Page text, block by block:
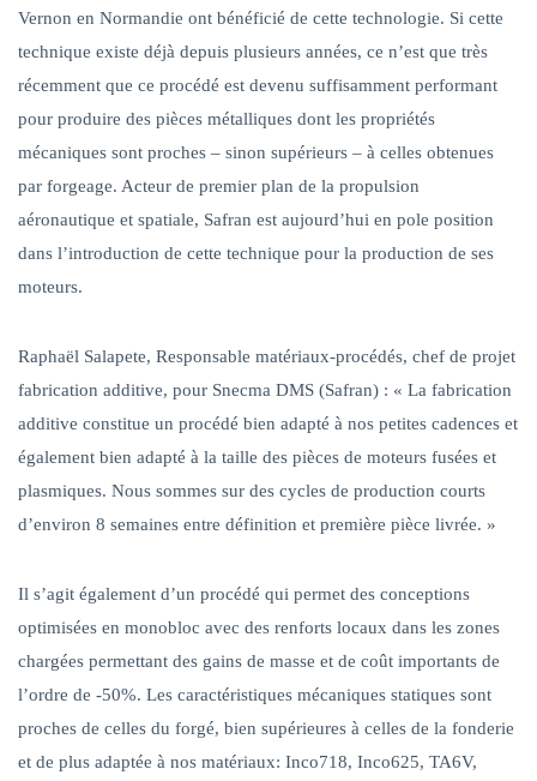
Vernon en Normandie ont bénéficié de cette technologie. Si cette
technique existe déjà depuis plusieurs années, ce n’est que très
récemment que ce procédé est devenu suffisamment performant
pour produire des pièces métalliques dont les propriétés
mécaniques sont proches – sinon supérieurs – à celles obtenues
par forgeage. Acteur de premier plan de la propulsion
aéronautique et spatiale, Safran est aujourd’hui en pole position
dans l’introduction de cette technique pour la production de ses
moteurs.
Raphaël Salapete, Responsable matériaux-procédés, chef de projet
fabrication additive, pour Snecma DMS (Safran) : « La fabrication
additive constitue un procédé bien adapté à nos petites cadences et
également bien adapté à la taille des pièces de moteurs fusées et
plasmiques. Nous sommes sur des cycles de production courts
d’environ 8 semaines entre définition et première pièce livrée. »
Il s’agit également d’un procédé qui permet des conceptions
optimisées en monobloc avec des renforts locaux dans les zones
chargées permettant des gains de masse et de coût importants de
l’ordre de -50%. Les caractéristiques mécaniques statiques sont
proches de celles du forgé, bien supérieures à celles de la fonderie
et de plus adaptée à nos matériaux: Inco718, Inco625, TA6V,